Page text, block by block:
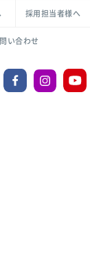
止
様性宣言
般教育課程
芸員課程
書館司書課程
採用担当者様へ
い合わせ